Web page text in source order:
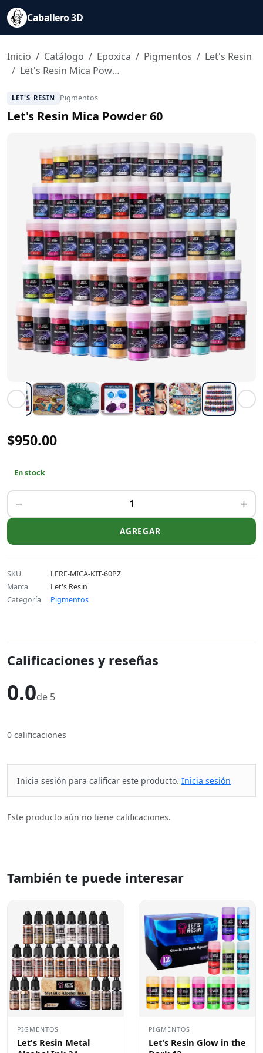
Caballero 3D
Inicio Catálogo Epoxica Pigmentos
Let's Resin
Let's Resin Mica Powder 60
LET'S RESIN Pigmentos
Let's Resin Mica Powder 60
$950.00
En stock
− +
AGREGAR
SKU
LERE-MICA-KIT-60PZ
Marca
Let's Resin
Categoría
Pigmentos
Calificaciones y reseñas
0.0de 5
0 calificaciones
Inicia sesión para calificar este producto. Inicia sesión
Este producto aún no tiene calificaciones.
También te puede interesar
PIGMENTOS
Let's Resin Metal
PIGMENTOS
Let's Resin Glow in the